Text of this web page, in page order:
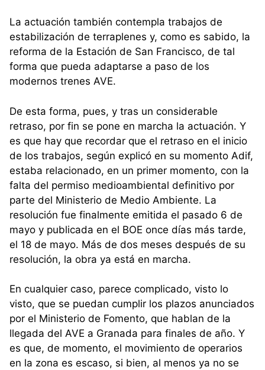
La actuación también contempla trabajos de
estabilización de terraplenes y, como es sabido, la
reforma de la Estación de San Francisco, de tal
forma que pueda adaptarse a paso de los
modernos trenes AVE.
De esta forma, pues, y tras un considerable
retraso, por fin se pone en marcha la actuación. Y
es que hay que recordar que el retraso en el inicio
de los trabajos, según explicó en su momento Adif,
estaba relacionado, en un primer momento, con la
falta del permiso medioambiental definitivo por
parte del Ministerio de Medio Ambiente. La
resolución fue finalmente emitida el pasado 6 de
mayo y publicada en el BOE once días más tarde,
el 18 de mayo. Más de dos meses después de su
resolución, la obra ya está en marcha.
En cualquier caso, parece complicado, visto lo
visto, que se puedan cumplir los plazos anunciados
por el Ministerio de Fomento, que hablan de la
llegada del AVE a Granada para finales de año. Y
es que, de momento, el movimiento de operarios
en la zona es escaso, si bien, al menos ya no se